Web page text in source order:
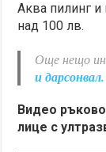
Аква пилинг и
над 100 лв.
Още нещо
и
Видео
лице с